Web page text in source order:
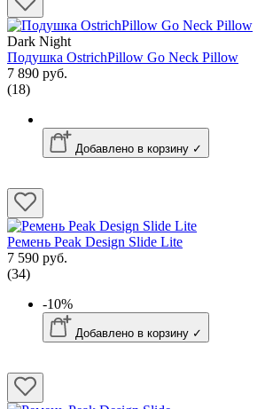
Dark Night
Подушка OstrichPillow Go Neck Pillow
7 890 руб.
(18)
Добавлено в корзину ✓
Ремень Peak Design Slide Lite
7 590 руб.
(34)
-10%
Добавлено в корзину ✓